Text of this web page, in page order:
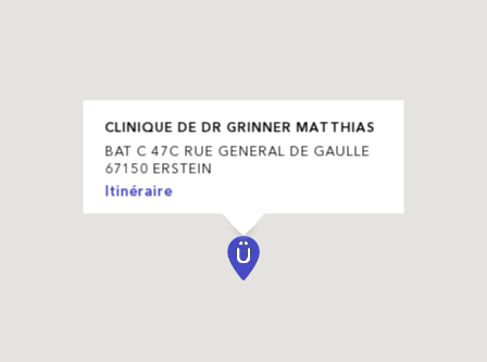
CLINIQUE DE DR GRINNER MATTHIAS
BAT C 47C RUE GENERAL DE GAULLE
67150 ERSTEIN
Itinéraire